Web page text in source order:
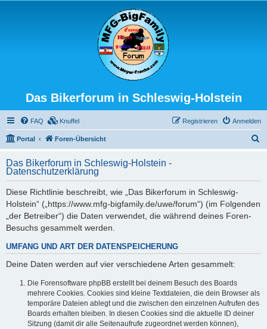
Das Bikerforum in Schleswig-Holstein
FAQ Knuffel Anmelden
Registrieren
Portal Foren-Übersicht
h
Das Bikerforum in Schleswig-Holstein -
Datenschutzerklärung
Diese Richtlinie beschreibt, wie „Das Bikerforum in Schleswig-
Holstein“ („https://www.mfg-bigfamily.de/uwe/forum“) (im Folgenden
„der Betreiber“) die Daten verwendet, die während deines Foren-
Besuchs gesammelt werden.
UMFANG UND ART DER DATENSPEICHERUNG
Deine Daten werden auf vier verschiedene Arten gesammelt:
Die Forensoftware phpBB erstellt bei deinem Besuch des Boards
mehrere Cookies. Cookies sind kleine Textdateien, die dein Browser als
temporäre Dateien ablegt und die zwischen den einzelnen Aufrufen des
Boards erhalten bleiben. In diesen Cookies sind die aktuelle ID deiner
Sitzung (damit dir alle Seitenaufrufe zugeordnet werden können),